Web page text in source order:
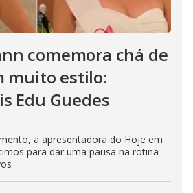
comemora chá de
muito estilo:
Edu Guedes
a apresentadora do Hoje em
para dar uma pausa na rotina